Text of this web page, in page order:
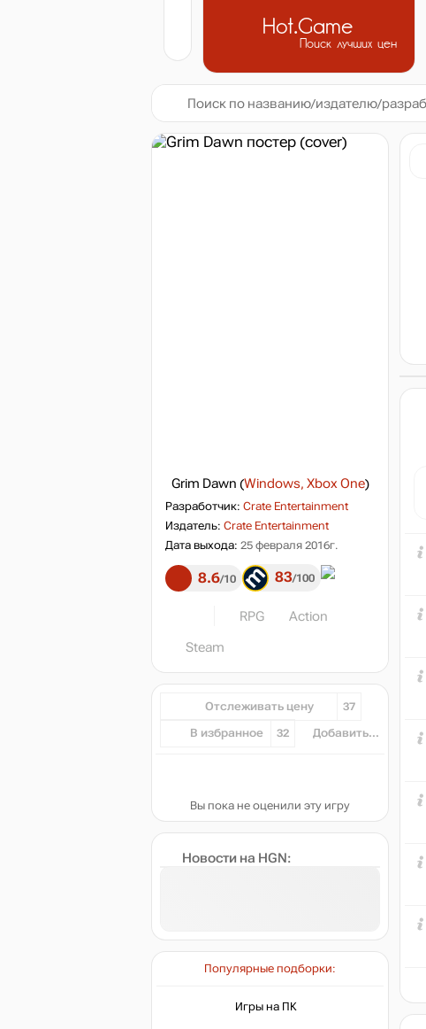
Hot.Game
Поиск лучших цен
Grim Dawn (Windows, Xbox One)
Разработчик: Crate Entertainment
Издатель: Crate Entertainment
Дата выхода: 25 февраля 2016г.
8.6 10 83 100
RPG Action
Steam
Отслеживать цену 37
В избранное 32 Добавить...
Вы пока не оценили эту игру
Новости на HGN:
Популярные подборки:
Игры на ПК